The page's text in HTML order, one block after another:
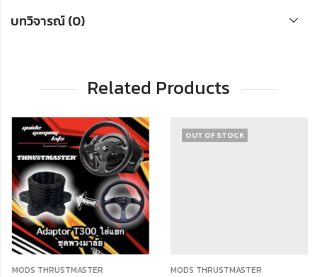
บทวิจารณ์ (0)
Related Products
MODS THRUSTMASTER
OUT OF STOCK
MODS THRUSTMASTER